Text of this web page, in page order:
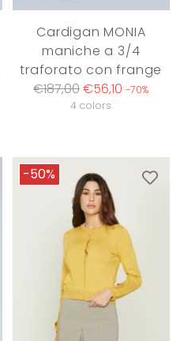
Cardigan MONIA
maniche a 3/4
traforato con frange
Regular
€187,00€56,10 -70%
4 colors
-50%